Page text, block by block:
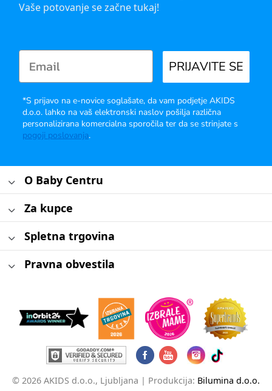
Vaše potovanje se začne tukaj!
PRIJAVITE SE
*S prijavo na e-novice soglašate, da vam podjetje AKIDS
d.o.o. lahko na vaš elektronski naslov pošilja različna
personalizirana komercialna sporočila ter da se strinjate s
pogoji poslovanja.
O Baby Centru
Za kupce
Spletna trgovina
Pravna obvestila
© 2026 AKIDS d.o.o., Ljubljana | Produkcija: Bilumina d.o.o.